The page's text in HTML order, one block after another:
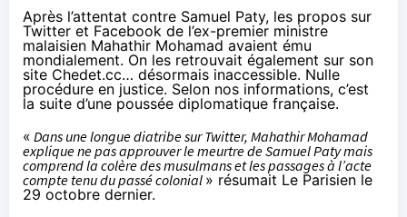
Après l’attentat contre Samuel Paty, les propos sur
Twitter et Facebook de l’ex-premier ministre
malaisien Mahathir Mohamad avaient ému
mondialement. On les retrouvait également sur son
site Chedet.cc… désormais inaccessible. Nulle
procédure en justice. Selon nos informations, c’est
la suite d’une poussée diplomatique française.
« Dans une longue diatribe sur Twitter, Mahathir Mohamad
explique ne pas approuver le meurtre de Samuel Paty mais
comprend la colère des musulmans et les passages à l’acte
compte tenu du passé colonial » résumait Le Parisien le
29 octobre dernier.